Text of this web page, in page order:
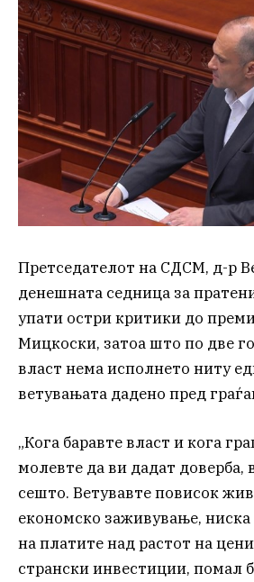
Претседателот на СДСМ, д-р
денешната седница за
упати остри критики до
Мицкоски, затоа што по две
власт нема исполнето ниту
ветувањата дадено пред
„Кога баравте власт и кога
молевте да ви дадат доверба,
сешто. Ветувавте повисок
економско заживување, ниска
на платите над растот на
странски инвестиции, помал